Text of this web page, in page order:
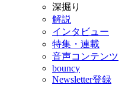
深掘り
解説
インタビュー
特集・連載
音声コンテンツ
bouncy
Newsletter登録